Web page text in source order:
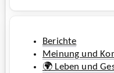
Berichte
Meinung und
🌍 Leben und